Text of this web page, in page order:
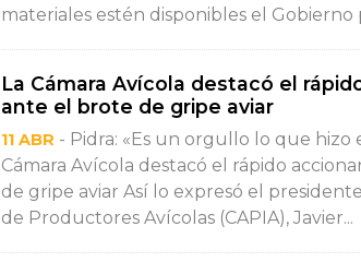
materiales estén disponibles el Gobierno
La Cámara Avícola destacó el
ante el brote de gripe aviar
11 ABR - Pidra: «Es un orgullo lo que hizo
Cámara Avícola destacó el rápido
de gripe aviar Así lo expresó el
de Productores Avícolas (CAPIA), Javier...